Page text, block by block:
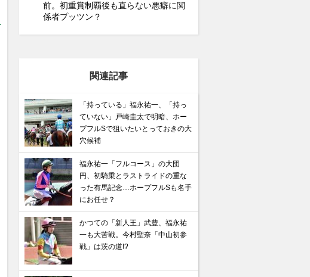
前。初重賞制覇後も直らない悪癖に関
係者プッツン？
関連記事
「持っている」福永祐一、「持っ
ていない」戸崎圭太で明暗、ホー
プフルSで狙いたいとっておきの大
穴候補
福永祐一「フルコース」の大団
円、初騎乗とラストライドの重な
った有馬記念…ホープフルSも名手
にお任せ？
かつての「新人王」武豊、福永祐
一も大苦戦。今村聖奈「中山初参
戦」は茨の道!?